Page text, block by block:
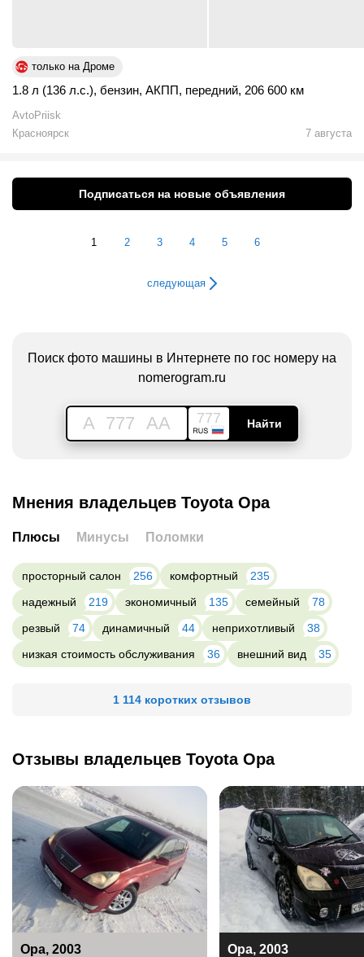
только на Дроме
1.8 л (136 л.с.), бензин, АКПП, передний, 206 600 км
AvtoPriisk
Красноярск
7 августа
Подписаться на новые объявления
1 2 3 4 5 6
следующая
Поиск фото машины в Интернете по гос номеру на
nomerogram.ru
A 777 AA 777 Найти
Мнения владельцев Toyota Opa
Плюсы Минусы Поломки
просторный салон 256 комфортный
235
надежный
219 экономичный 135 семейный
78
резвый
74 динамичный 44 неприхотливый
38
низкая стоимость обслуживания
36 внешний вид 35
1 114 коротких отзывов
Отзывы владельцев Toyota Opa
Opa, 2003 Opa, 2003